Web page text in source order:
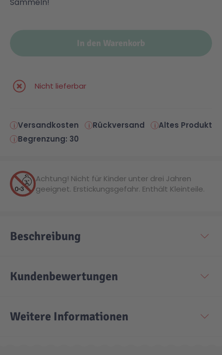
Minecraft™
Minifiguren
NINJAGO®
Star Wars™
Aktion
Seltene Artikel
NOVELMORE
Sports Action
VW
Aktion
Sammeln!
In den Warenkorb
Nicht lieferbar
Versandkosten Rückversand
Altes Produkt
Begrenzung: 30
Achtung! Nicht für Kinder unter drei Jahren
geeignet. Erstickungsgefahr. Enthält Kleinteile.
Beschreibung
Kundenbewertungen
Weitere Informationen